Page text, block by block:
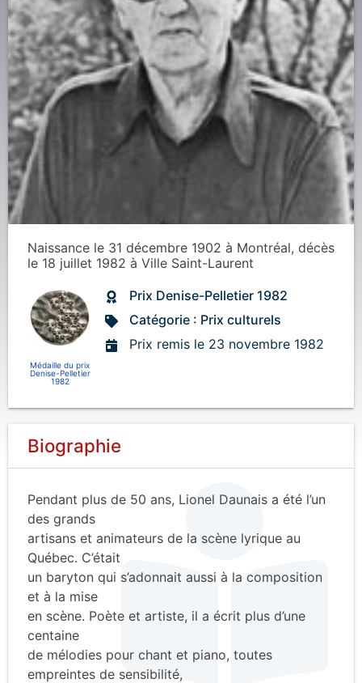
Naissance le 31 décembre 1902 à Montréal, décès
le 18 juillet 1982 à Ville Saint-Laurent
Médaille du prix
Denise-Pelletier
1982
Prix Denise-Pelletier 1982
Catégorie : Prix culturels
Prix remis le 23 novembre 1982
Biographie
Pendant plus de 50 ans, Lionel Daunais a été l’un
des grands
artisans et animateurs de la scène lyrique au
Québec. C’était
un baryton qui s’adonnait aussi à la composition
et à la mise
en scène. Poète et artiste, il a écrit plus d’une
centaine
de mélodies pour chant et piano, toutes
empreintes de sensibilité,